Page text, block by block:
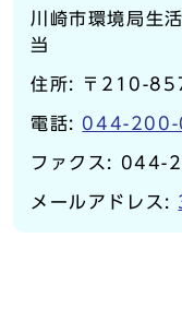
川崎市環境局生
当
住所: 〒210-
電話: 044-200-
ファクス: 044-
メールアドレス: